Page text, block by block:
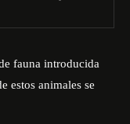
fauna introducida
estos animales se